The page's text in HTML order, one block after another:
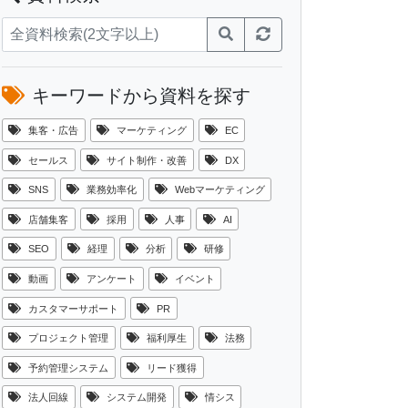
キーワードから資料を探す
集客・広告 マーケティング EC
セールス サイト制作・改善 DX
SNS 業務効率化 Webマーケティング
店舗集客 採用 人事 AI
SEO 経理 分析 研修
動画 アンケート イベント
カスタマーサポート PR
プロジェクト管理 福利厚生 法務
予約管理システム リード獲得
法人回線 システム開発 情シス